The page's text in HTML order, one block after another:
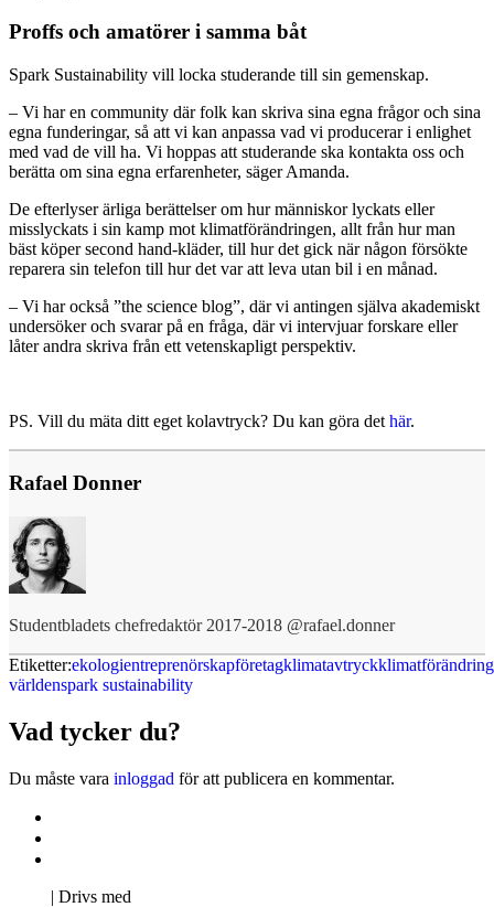
Proffs och amatörer i samma båt
Spark Sustainability vill locka studerande till sin gemenskap.
– Vi har en community där folk kan skriva sina egna frågor och sina
egna funderingar, så att vi kan anpassa vad vi producerar i enlighet
med vad de vill ha. Vi hoppas att studerande ska kontakta oss och
berätta om sina egna erfarenheter, säger Amanda.
De efterlyser ärliga berättelser om hur människor lyckats eller
misslyckats i sin kamp mot klimatförändringen, allt från hur man
bäst köper second hand-kläder, till hur det gick när någon försökte
reparera sin telefon till hur det var att leva utan bil i en månad.
– Vi har också ”the science blog”, där vi antingen själva akademiskt
undersöker och svarar på en fråga, där vi intervjuar forskare eller
låter andra skriva från ett vetenskapligt perspektiv.
PS. Vill du mäta ditt eget kolavtryck? Du kan göra det här.
Rafael Donner
Studentbladets chefredaktör 2017-2018 @rafael.donner
Etiketter:ekologientreprenörskapföretagklimatavtryckklimatförändring
världenspark sustainability
Vad tycker du?
Du måste vara inloggad för att publicera en kommentar.
| Drivs med